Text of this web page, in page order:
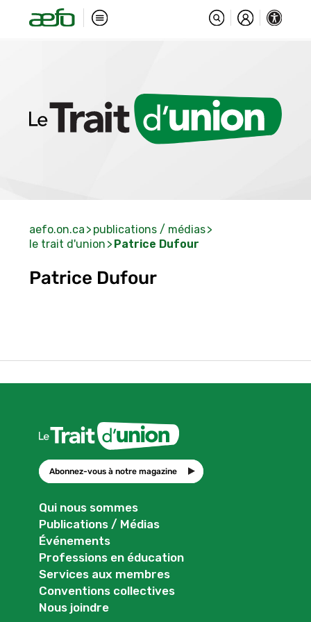
aefo.on.ca
publications / médias
le trait d'union
Patrice Dufour
Patrice Dufour
Abonnez-vous à notre magazine
Qui nous sommes
Publications / Médias
Événements
Professions en éducation
Services aux membres
Conventions collectives
Nous joindre